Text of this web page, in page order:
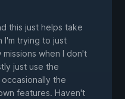
this just helps take
I'm trying to just
when I don't
just use the
the
features. Haven't